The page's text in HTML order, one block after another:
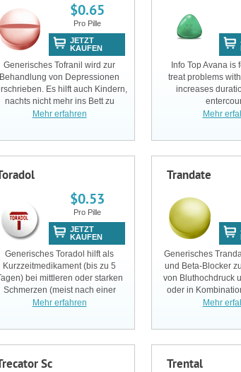
$0.65
Pro Pille
JETZT
KAUFEN
Generisches Tofranil wird zur
Behandlung von Depressionen
Es hilft auch Kindern,
nachts nicht mehr ins Bett zu
urinieren. Es wirkt auf das Gehirn,
Mehr erfahren
Info Top Avana is
treat problems
increases
Mehr
$0.53
Pro Pille
JETZT
KAUFEN
Generisches Toradol hilft als
Kurzzeitmedikament (bis zu 5
bei mittleren oder starken
Schmerzen (meist nach einer
allein oder zusammen
Mehr erfahren
Trandate
Generisches
und Beta-Blocker
von Bluthochdruck
oder in
Medikamenten
Mehr
Sc Trental